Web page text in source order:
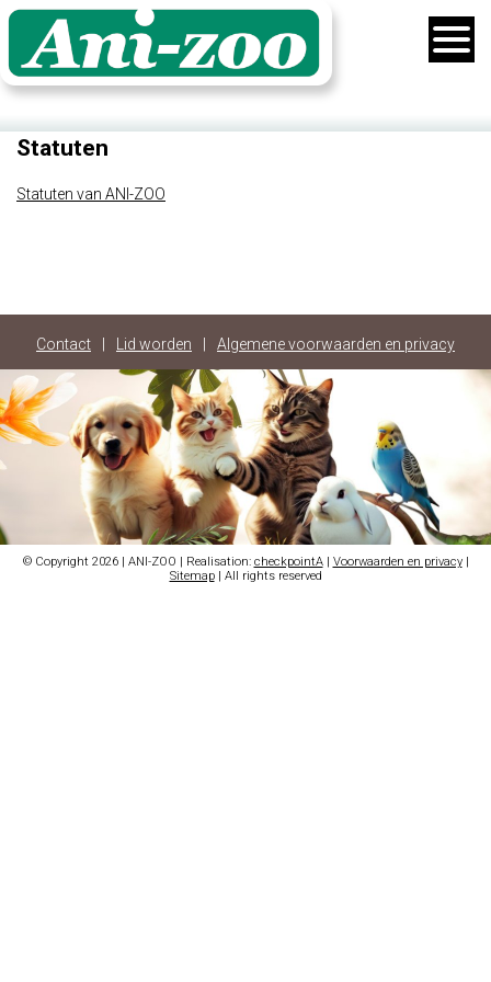
Statuten
Statuten van ANI-ZOO
Contact Lid worden Algemene voorwaarden en privacy
© Copyright 2026 | ANI-ZOO | Realisation: checkpointA| Voorwaarden en privacy|
Sitemap| All rights reserved